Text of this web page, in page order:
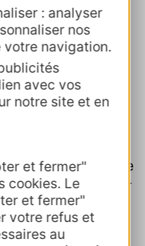
: analyser
nos
navigation.
avec vos
notre site et en
et fermer"
cookies. Le
et fermer"
votre refus et
au
Vigne: aventure
par "De
an de tournage et 5
diffusion,
pour la remontée
on et offline pour
des